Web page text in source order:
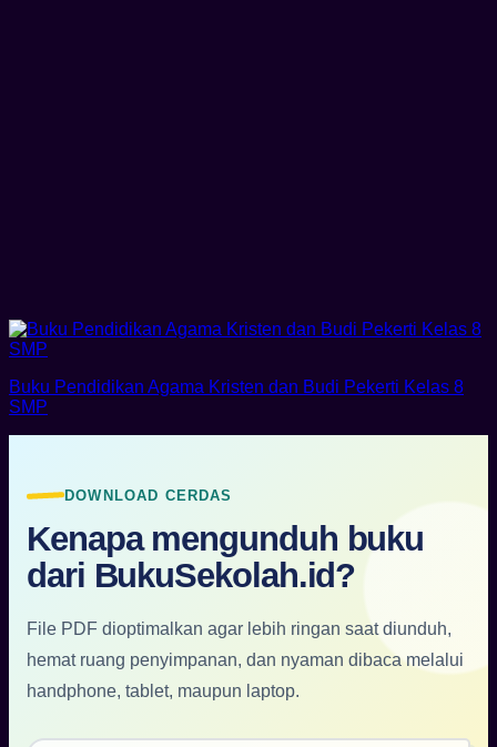
Buku Pendidikan Agama Kristen dan Budi Pekerti Kelas 8
SMP
DOWNLOAD CERDAS
Kenapa mengunduh buku
dari BukuSekolah.id?
File PDF dioptimalkan agar lebih ringan saat diunduh,
hemat ruang penyimpanan, dan nyaman dibaca melalui
handphone, tablet, maupun laptop.